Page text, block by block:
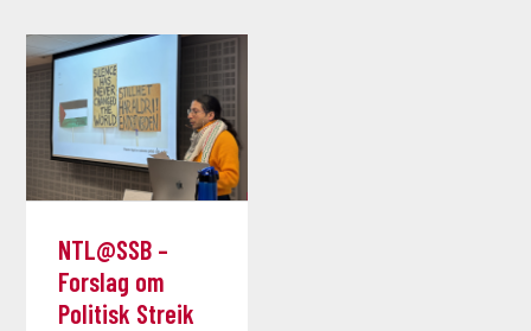
NTL@SSB –
Forslag om
Politisk Streik